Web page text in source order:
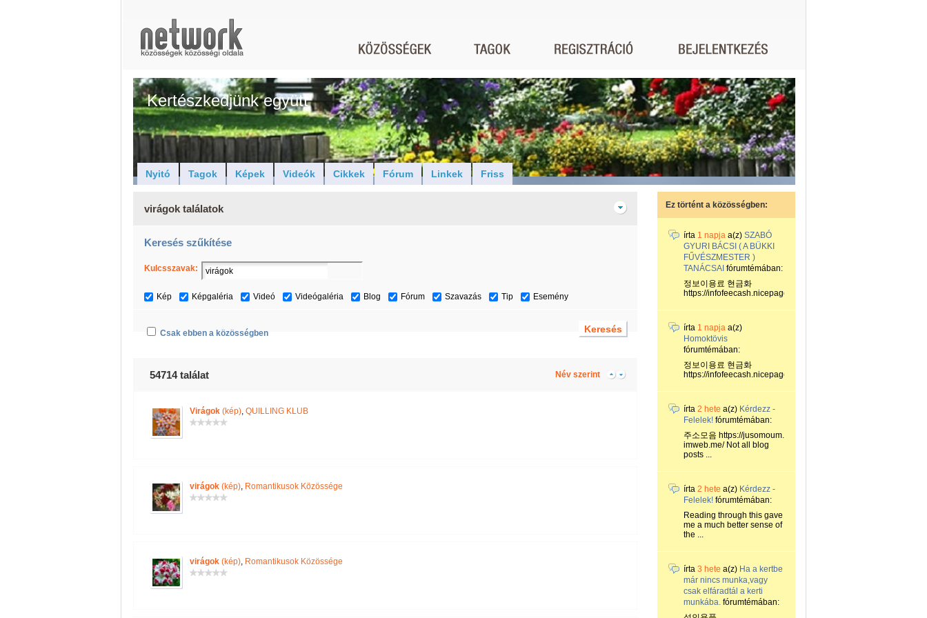
Kertészkedjünk együtt
Nyitó Tagok Képek Videók Cikkek Fórum Linkek Friss
virágok találatok
Keresés szűkítése
Kulcsszavak:
Kép Képgaléria Videó Videógaléria Blog Fórum Szavazás Tip Esemény
Csak ebben a közösségben
54714 találat Név szerint
Virágok (kép), QUILLING KLUB
virágok (kép), Romantikusok Közössége
virágok (kép), Romantikusok Közössége
Ez történt a közösségben:
írta 1 napja a(z) SZABÓ
GYURI BÁCSI ( A BÜKKI
FŰVÉSZMESTER )
TANÁCSAI fórumtémában:
정보이용료 현금화
https://infofeecash.nicepage...
írta 1 napja a(z)
Homoktövis
fórumtémában:
정보이용료 현금화
https://infofeecash.nicepage...
írta 2 hete a(z) Kérdezz -
Felelek! fórumtémában:
주소모음 https://jusomoum.
imweb.me/ Not all blog
posts ...
írta 2 hete a(z) Kérdezz -
Felelek! fórumtémában:
Reading through this gave
me a much better sense of
the ...
írta 3 hete a(z) Ha a kertbe
már nincs munka,vagy
csak elfáradtál a kerti
munkába. fórumtémában: